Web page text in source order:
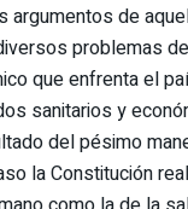
argumentos de
problemas
que enfrenta el
sanitarios y
del pésimo
la Constitución